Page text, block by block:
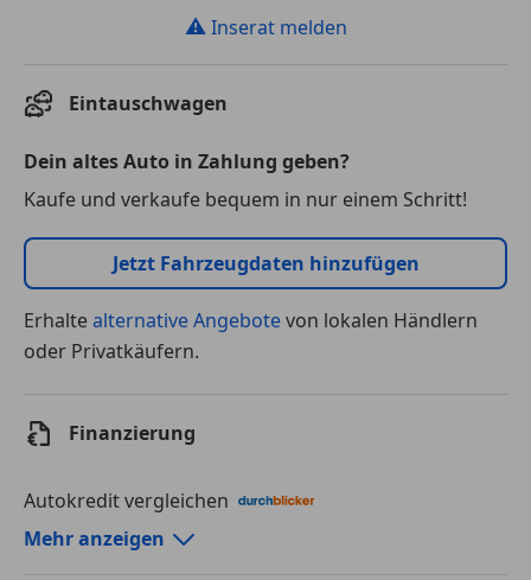
⚠ Inserat melden
Eintauschwagen
Dein altes Auto in Zahlung geben?
Kaufe und verkaufe bequem in nur einem Schritt!
Jetzt Fahrzeugdaten hinzufügen
Erhaltealternative Angebotevon lokalen Händlern
oder Privatkäufern.
Finanzierung
Autokredit vergleichen
Autokredit-Rechner von durchblicker.at
Mehr anzeigen